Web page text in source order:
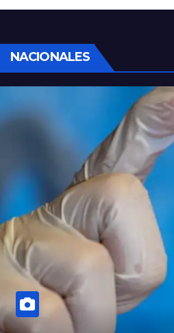
NACIONALES